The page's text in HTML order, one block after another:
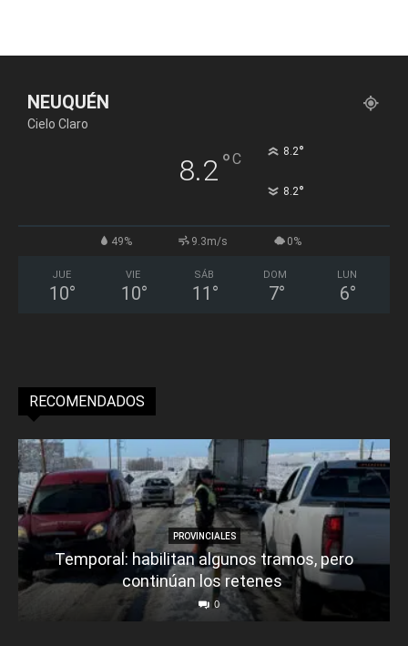
NEUQUÉN
Cielo Claro
8.2°C 8.2°
8.2°
49% 9.3m/s 0%
JUE
10°
VIE
10°
SÁB
11 °
DOM
7°
LUN
6°
RECOMENDADOS
PROVINCIALES
Temporal: habilitan algunos tramos, pero
continúan los retenes
0